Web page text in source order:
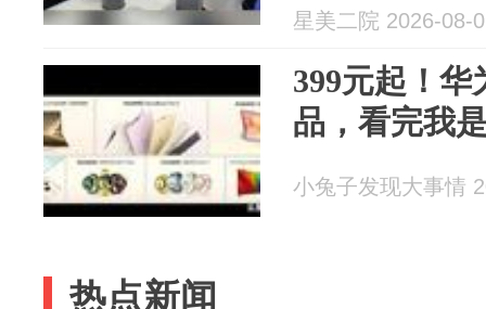
星美二院 2026-08-
399元起！
品，看完我
小兔子发现大事情
热点新闻